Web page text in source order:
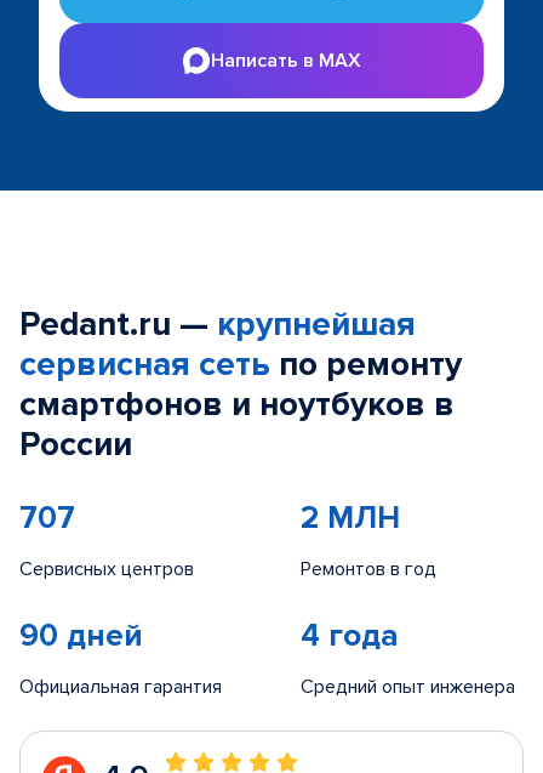
Написать в MAX
Pedant.ru — крупнейшая
сервисная сеть по ремонту
смартфонов и ноутбуков в
России
707
Сервисных центров
2 МЛН
Ремонтов в год
90 дней
Официальная гарантия
4 года
Средний опыт инженера